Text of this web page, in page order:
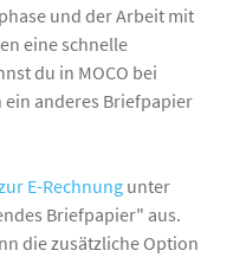
und der Arbeit mit
eine schnelle
du in MOCO bei
ein anderes Briefpapier
E-Rechnung unter
Briefpapier" aus.
die zusätzliche Option